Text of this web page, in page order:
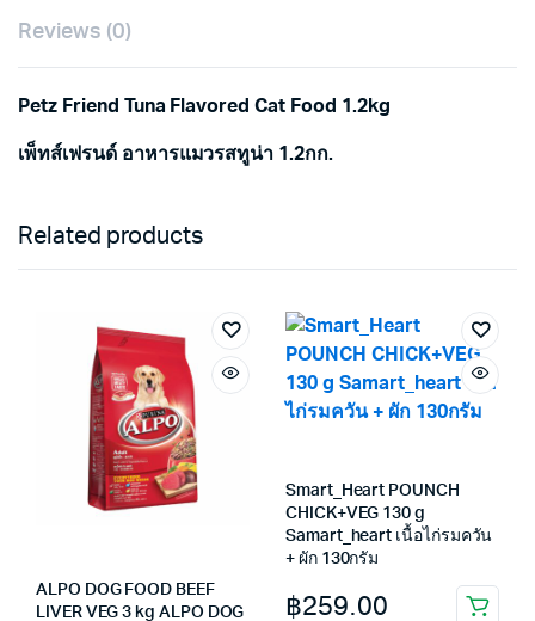
Reviews (0)
Petz Friend Tuna Flavored Cat Food 1.2kg
เพ็ทส์เฟรนด์ อาหารแมวรสทูน่า 1.2กก.
Related products
ALPO DOG FOOD BEEF
LIVER VEG 3 kg ALPO DOG
Smart_Heart POUNCH
CHICK+VEG 130 g
Samart_heart เนื้อไก่รมควัน
+ ผัก 130กรัม
฿259.00